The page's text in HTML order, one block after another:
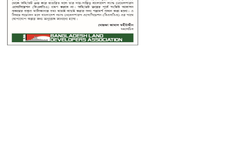
চৌদ্দগ্রামে জুলাই গণঅভ্যুত্থান দিবসে আলোচনা সভা ও জুলাই যোদ্ধাদের
সংবর্ধনা
‘জুলাই ২০২৪-এর আত্মত্যাগ এবং আমাদের নাগরিক দায়বদ্ধতা”
কুমিল্লায় তিন উপজেলার সব ধরনের নৌযান নিবন্ধনের আওতায় আসছে